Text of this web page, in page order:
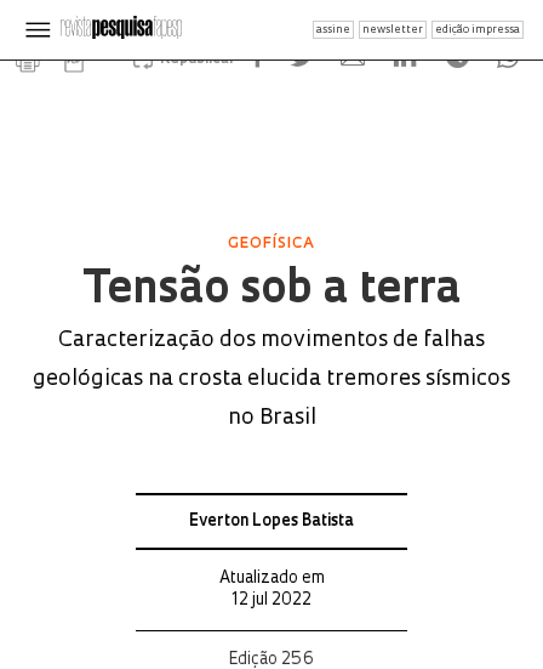
assine newsletter edição impressa
Republicar
GEOFÍSICA
Tensão sob a terra
Caracterização dos movimentos de falhas
geológicas na crosta elucida tremores sísmicos
no Brasil
Everton Lopes Batista
Atualizado em
12 jul 2022
Edição 256